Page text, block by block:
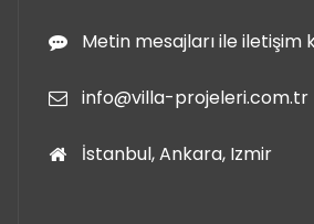
Metin mesajları ile iletişim
info@villa-projeleri.com.tr
İstanbul, Ankara, Izmir